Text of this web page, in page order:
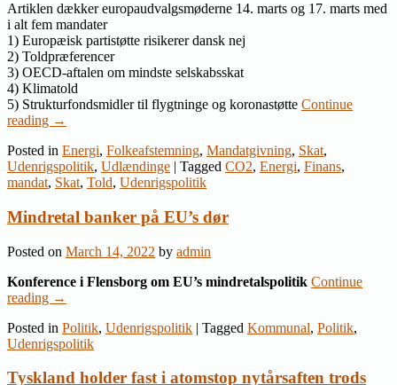
Artiklen dækker europaudvalgsmøderne 14. marts og 17. marts med
i alt fem mandater
1) Europæisk partistøtte risikerer dansk nej
2) Toldpræferencer
3) OECD-aftalen om mindste selskabsskat
4) Klimatold
5) Strukturfondsmidler til flygtninge og koronastøtte Continue
reading →
Posted in Energi, Folkeafstemning, Mandatgivning, Skat,
Udenrigspolitik, Udlændinge | Tagged CO2, Energi, Finans,
mandat, Skat, Told, Udenrigspolitik
Mindretal banker på EU’s dør
Posted on March 14, 2022 by admin
Konference i Flensborg om EU’s mindretalspolitik Continue
reading →
Posted in Politik, Udenrigspolitik | Tagged Kommunal, Politik,
Udenrigspolitik
Tyskland holder fast i atomstop nytårsaften trods